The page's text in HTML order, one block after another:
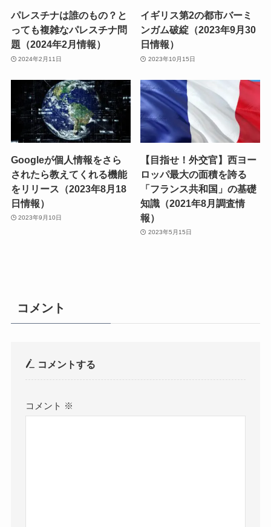
パレスチナは誰のもの？と
っても複雑なパレスチナ問
題（2024年2月情報）
2024年2月11日
イギリス第2の都市バーミ
ンガム破綻（2023年9月30
日情報）
2023年10月15日
Googleが個人情報をさら
されたら教えてくれる機能
をリリース（2023年8月18
日情報）
2023年9月10日
【目指せ！外交官】西ヨー
ロッパ最大の面積を誇る
「フランス共和国」の基礎
知識（2021年8月調査情
報）
2023年5月15日
コメント
コメントする
コメント ※